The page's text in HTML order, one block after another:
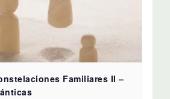
Familiares II –